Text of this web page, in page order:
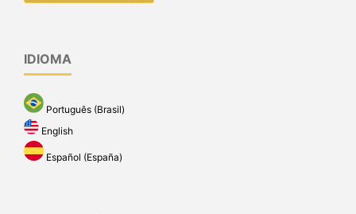
IDIOMA
Português (Brasil)
English
Español (España)